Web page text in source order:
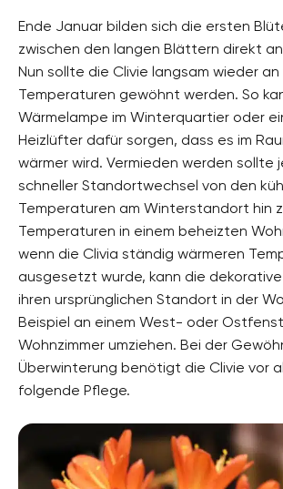
Ende Januar bilden sich die ersten
zwischen den langen Blättern direkt
Nun sollte die Clivie langsam wieder
Temperaturen gewöhnt werden. So
Wärmelampe im Winterquartier oder
Heizlüfter dafür sorgen, dass es im
wärmer wird. Vermieden werden sollte
schneller Standortwechsel von den
Temperaturen am Winterstandort hin
Temperaturen in einem beheizten
wenn die Clivia ständig wärmeren
ausgesetzt wurde, kann die
ihren ursprünglichen Standort in der
Beispiel an einem West- oder
Wohnzimmer umziehen. Bei der
Überwinterung benötigt die Clivie vor
folgende Pflege.